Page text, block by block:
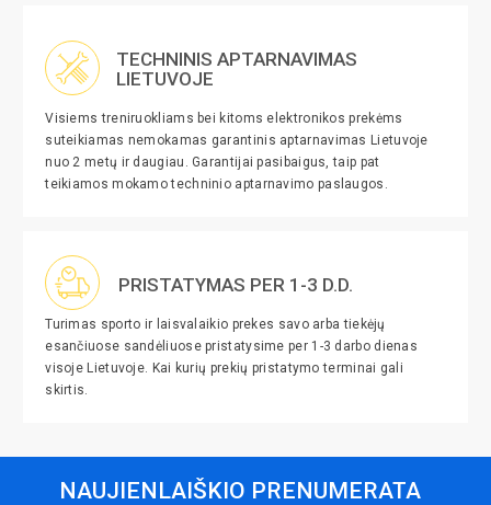
TECHNINIS APTARNAVIMAS
LIETUVOJE
Visiems treniruokliams bei kitoms elektronikos prekėms
suteikiamas nemokamas garantinis aptarnavimas Lietuvoje
nuo 2 metų ir daugiau. Garantijai pasibaigus, taip pat
teikiamos mokamo techninio aptarnavimo paslaugos.
PRISTATYMAS PER 1-3 D.D.
Turimas sporto ir laisvalaikio prekes savo arba tiekėjų
esančiuose sandėliuose pristatysime per 1-3 darbo dienas
visoje Lietuvoje. Kai kurių prekių pristatymo terminai gali
skirtis.
NAUJIENLAIŠKIO PRENUMERATA